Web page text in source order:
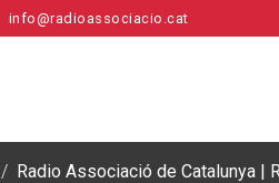
info@radioassociacio.cat
/ Radio Associació de Catalunya |